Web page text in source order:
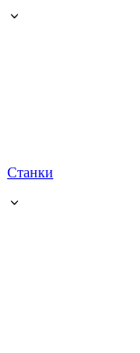
Станки